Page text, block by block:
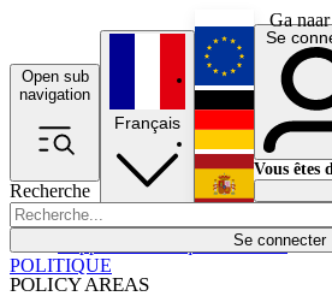
Ga
Open sub
navigation
Recherche
Se connecter
POLICY AREAS
Économie
Français
English
Deutsch
Español
Se
Vous êtes
POLITIQUE